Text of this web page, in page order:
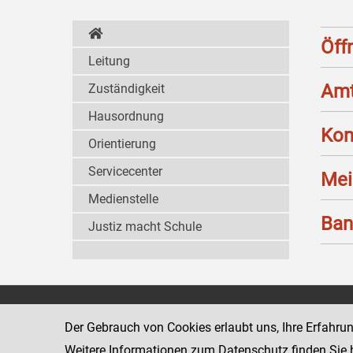
Leitung
Zuständigkeit
Hausordnung
Orientierung
Servicecenter
Medienstelle
Justiz macht Schule
Zivilrechtssachen Graz
Marburger
Der Gebrauch von Cookies erlaubt uns, Ihre